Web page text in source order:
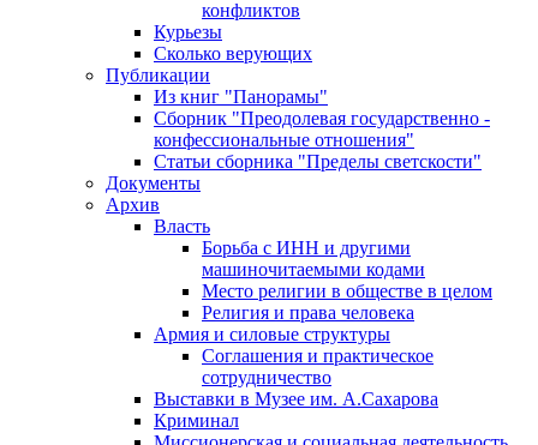
конфликтов
Курьезы
Сколько верующих
Публикации
Из книг "Панорамы"
Сборник "Преодолевая государственно -
конфессиональные отношения"
Статьи сборника "Пределы светскости"
Документы
Архив
Власть
Борьба с ИНН и другими
машиночитаемыми кодами
Место религии в обществе в целом
Религия и права человека
Армия и силовые структуры
Соглашения и практическое
сотрудничество
Выставки в Музее им. А.Сахарова
Криминал